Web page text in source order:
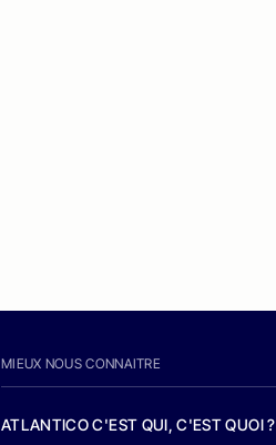
MIEUX NOUS CONNAITRE
ATLANTICO C'EST QUI, C'EST QUOI ?